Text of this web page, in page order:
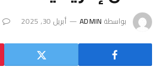
بواسطة ADMIN أبريل 30, 2025